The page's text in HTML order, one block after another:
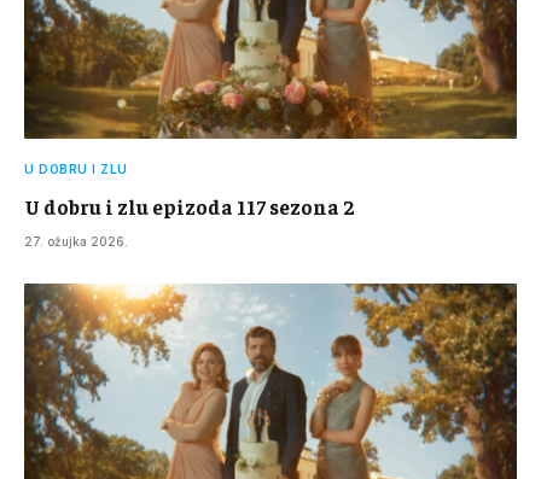
U DOBRU I ZLU
U dobru i zlu epizoda 117 sezona 2
27. ožujka 2026.